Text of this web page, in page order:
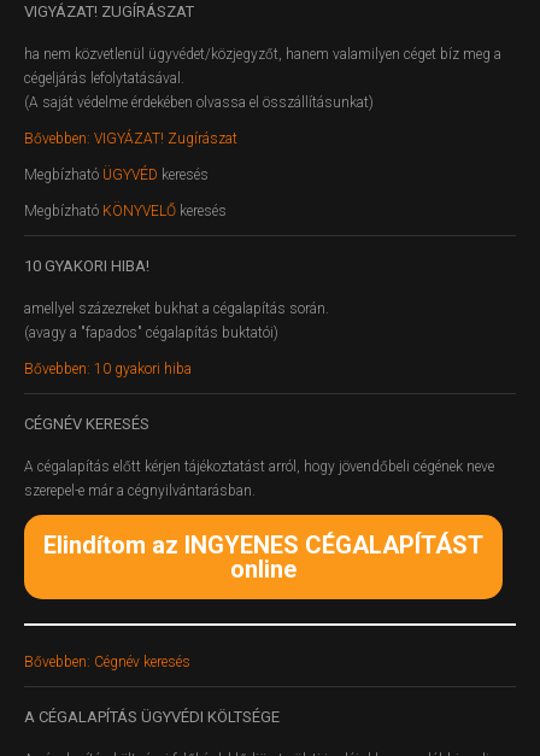
VIGYÁZAT! ZUGÍRÁSZAT
ha nem közvetlenül ügyvédet/közjegyzőt, hanem valamilyen céget bíz meg a
cégeljárás lefolytatásával.
(A saját védelme érdekében olvassa el összállításunkat)
Bővebben: VIGYÁZAT! Zugírászat
Megbízható ÜGYVÉD keresés
Megbízható KÖNYVELŐ keresés
10 GYAKORI HIBA!
amellyel százezreket bukhat a cégalapítás során.
(avagy a "fapados" cégalapítás buktatói)
Bővebben: 10 gyakori hiba
CÉGNÉV KERESÉS
A cégalapítás előtt kérjen tájékoztatást arról, hogy jövendőbeli cégének neve
szerepel-e már a cégnyilvántarásban.
Elindítom az INGYENES CÉGALAPÍTÁST
online
Bővebben: Cégnév keresés
A CÉGALAPÍTÁS ÜGYVÉDI KÖLTSÉGE